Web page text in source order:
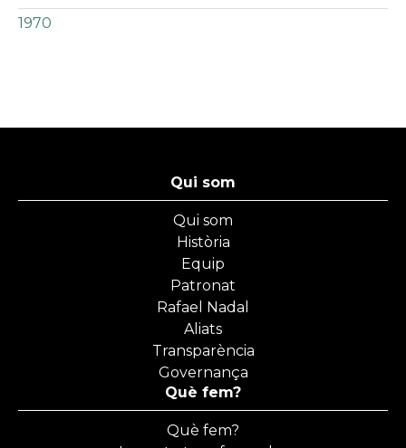
1970
Qui som
Qui som
Història
Equip
Patronat
Rafael Nadal
Aliats
Transparència
Governança
Què fem?
Què fem?